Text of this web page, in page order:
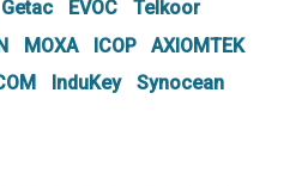
Getac EVOC
Telkoor
MOXA ICOP
AXIOMTEK
InduKey
Synocean